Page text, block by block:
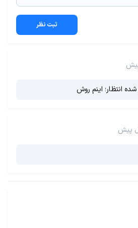
ثبت نظر
انتظار؛ اینم روش